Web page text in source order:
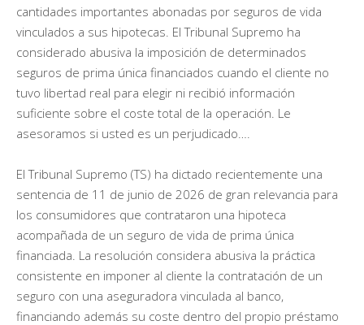
cantidades importantes abonadas por seguros de vida
vinculados a sus hipotecas. El Tribunal Supremo ha
considerado abusiva la imposición de determinados
seguros de prima única financiados cuando el cliente no
tuvo libertad real para elegir ni recibió información
suficiente sobre el coste total de la operación. Le
asesoramos si usted es un perjudicado….
El Tribunal Supremo (TS) ha dictado recientemente una
sentencia de 11 de junio de 2026 de gran relevancia para
los consumidores que contrataron una hipoteca
acompañada de un seguro de vida de prima única
financiada. La resolución considera abusiva la práctica
consistente en imponer al cliente la contratación de un
seguro con una aseguradora vinculada al banco,
financiando además su coste dentro del propio préstamo